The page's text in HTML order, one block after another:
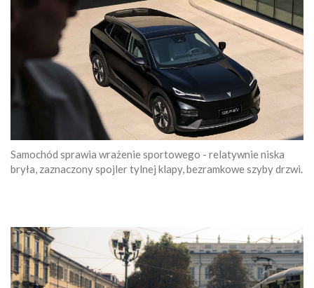
Samochód sprawia wrażenie sportowego - relatywnie niska
bryła, zaznaczony spojler tylnej klapy, bezramkowe szyby drzwi.